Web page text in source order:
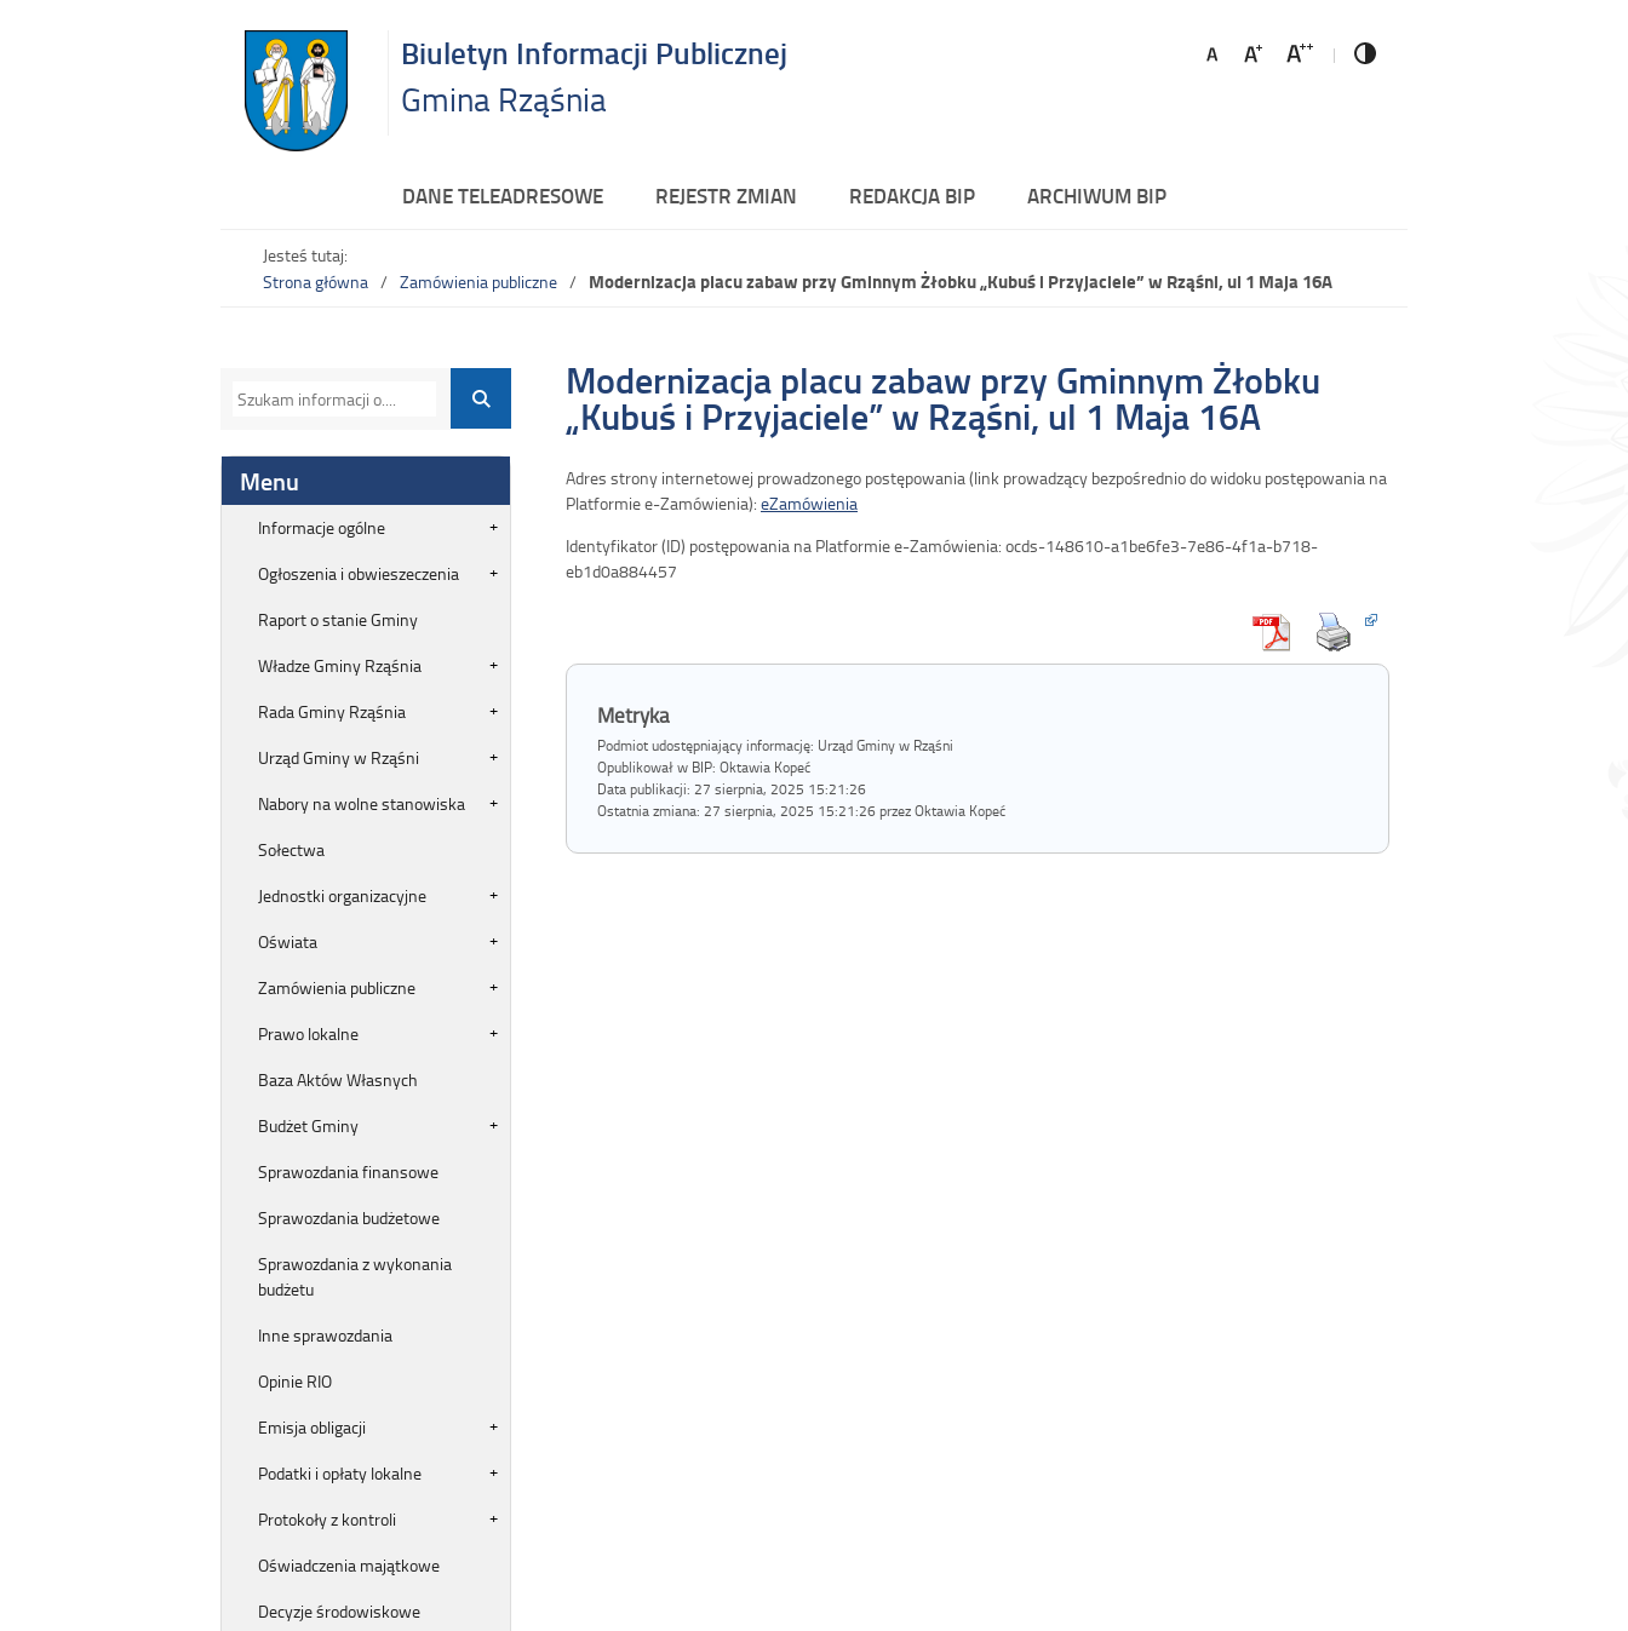
Biuletyn Informacji Publicznej
Gmina Rząśnia
DANE TELEADRESOWE REJESTR ZMIAN REDAKCJA BIP ARCHIWUM BIP
Jesteś tutaj:
Strona główna
Zamówienia publiczne Modernizacja placu zabaw przy Gminnym Żłobku „Kubuś i Przyjaciele” w Rząśni, ul 1 Maja 16A
Menu
Informacje ogólne
Ogłoszenia i obwieszeczenia
Raport o stanie Gminy
Władze Gminy Rząśnia
Rada Gminy Rząśnia
Urząd Gminy w Rząśni
Nabory na wolne stanowiska
Sołectwa
Jednostki organizacyjne
Oświata
Zamówienia publiczne
Prawo lokalne
Baza Aktów Własnych
Budżet Gminy
Sprawozdania finansowe
Sprawozdania budżetowe
Sprawozdania z wykonania
budżetu
Inne sprawozdania
Opinie RIO
Emisja obligacji
Podatki i opłaty lokalne
Protokoły z kontroli
Oświadczenia majątkowe
Decyzje środowiskowe
Modernizacja placu zabaw przy Gminnym Żłobku
„Kubuś i Przyjaciele” w Rząśni, ul 1 Maja 16A
Adres strony internetowej prowadzonego postępowania (link prowadzący bezpośrednio do widoku postępowania na
Platformie e-Zamówienia): eZamówienia
Identyfikator (ID) postępowania na Platformie e-Zamówienia: ocds-148610-a1be6fe3-7e86-4f1a-b718-
eb1d0a884457
Metryka
Podmiot udostępniający informację: Urząd Gminy w Rząśni
Opublikował w BIP: Oktawia Kopeć
Data publikacji: 27 sierpnia, 2025 15:21:26
Ostatnia zmiana: 27 sierpnia, 2025 15:21:26 przez Oktawia Kopeć